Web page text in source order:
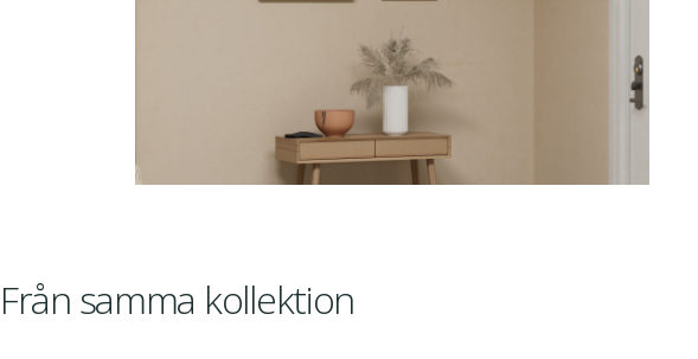
Från samma kollektion